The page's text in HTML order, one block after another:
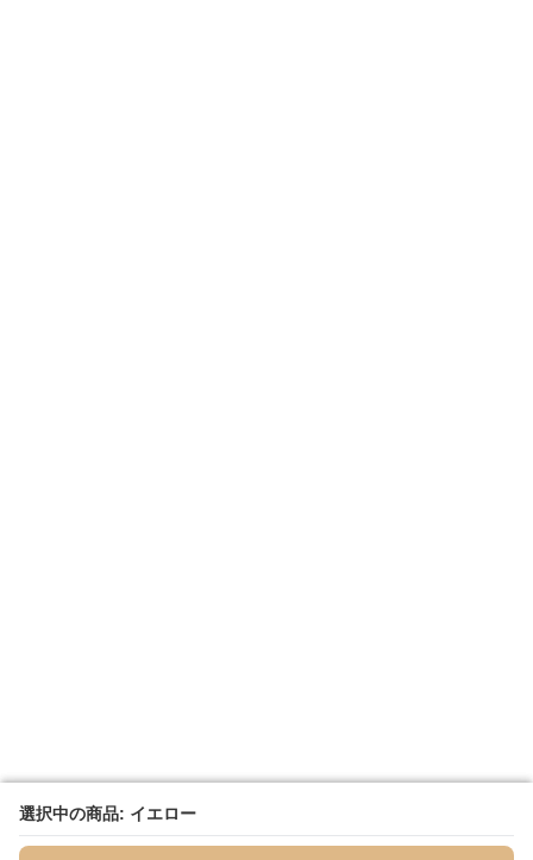
選択中の商品: イエロー
選択中の商品: イエロー